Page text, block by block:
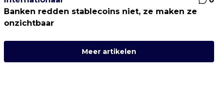
Banken redden stablecoins niet, ze maken ze
onzichtbaar
Meer artikelen